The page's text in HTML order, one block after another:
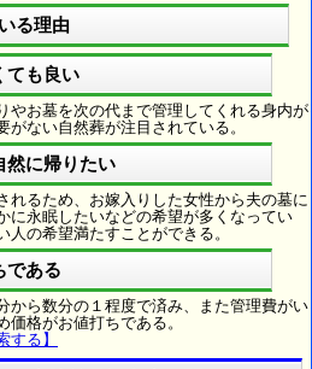
る理由
ても良い
やお墓を次の代まで管理してくれる身内が
ない自然葬が注目されている。
然に帰りたい
れるため、お嫁入りした女性から夫の墓に
に永眠したいなどの希望が多くなってい
の希望満たすことができる。
である
から数分の１程度で済み、また管理費がい
価格がお値打ちである。
る】